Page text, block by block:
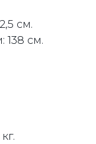
см.
138 см.